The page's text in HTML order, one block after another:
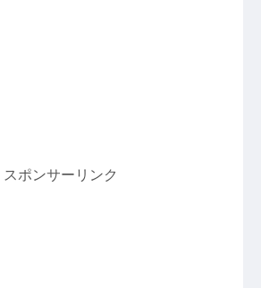
スポンサーリンク